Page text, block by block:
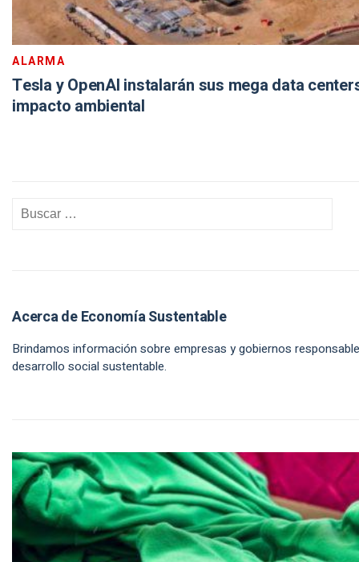
ALARMA
Tesla y OpenAI instalarán sus mega data
impacto ambiental
Acerca de Economía Sustentable
Brindamos información sobre empresas y gobiernos
desarrollo social sustentable.